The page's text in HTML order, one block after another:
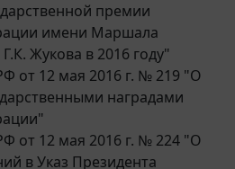
имени Маршала
Жукова в 2016 году"
от 12 мая 2016 г. № 219 "О
наградами
от 12 мая 2016 г. № 224 "О
в Указ Президента